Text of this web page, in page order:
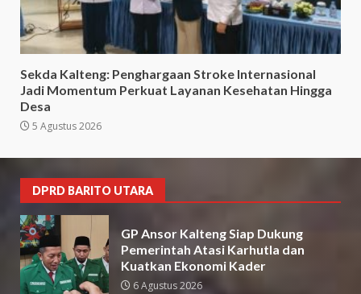
Sekda Kalteng: Penghargaan Stroke Internasional
Jadi Momentum Perkuat Layanan Kesehatan Hingga
Desa
5 Agustus 2026
DPRD BARITO UTARA
GP Ansor Kalteng Siap Dukung
Pemerintah Atasi Karhutla dan
Kuatkan Ekonomi Kader
6 Agustus 2026